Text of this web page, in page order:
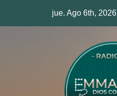
jue. Ago 6th, 2026